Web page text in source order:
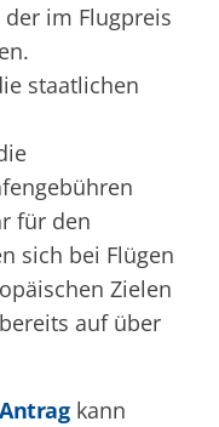
im Flugpreis
staatlichen
für den
sich bei Flügen
Zielen
auf über
Antragkann